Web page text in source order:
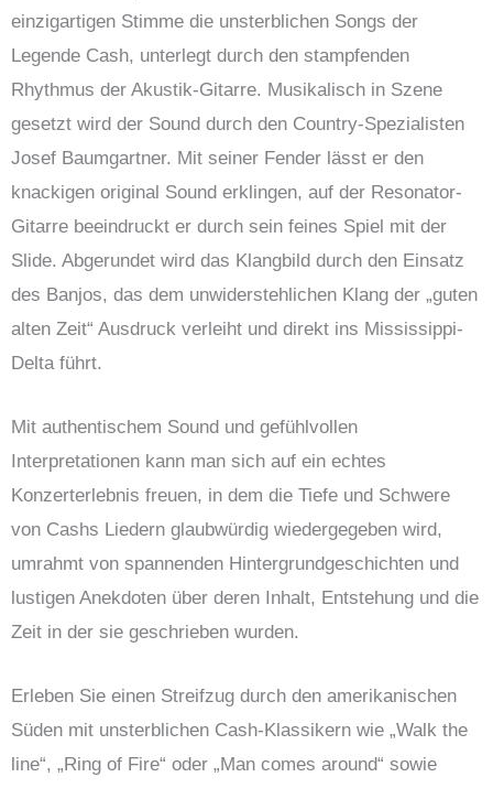
einzigartigen Stimme die unsterblichen Songs der
Legende Cash, unterlegt durch den stampfenden
Rhythmus der Akustik-Gitarre. Musikalisch in Szene
gesetzt wird der Sound durch den Country-Spezialisten
Josef Baumgartner. Mit seiner Fender lässt er den
knackigen original Sound erklingen, auf der Resonator-
Gitarre beeindruckt er durch sein feines Spiel mit der
Slide. Abgerundet wird das Klangbild durch den Einsatz
des Banjos, das dem unwiderstehlichen Klang der „guten
alten Zeit“ Ausdruck verleiht und direkt ins Mississippi-
Delta führt.
Mit authentischem Sound und gefühlvollen
Interpretationen kann man sich auf ein echtes
Konzerterlebnis freuen, in dem die Tiefe und Schwere
von Cashs Liedern glaubwürdig wiedergegeben wird,
umrahmt von spannenden Hintergrundgeschichten und
lustigen Anekdoten über deren Inhalt, Entstehung und die
Zeit in der sie geschrieben wurden.
Erleben Sie einen Streifzug durch den amerikanischen
Süden mit unsterblichen Cash-Klassikern wie „Walk the
line“, „Ring of Fire“ oder „Man comes around“ sowie